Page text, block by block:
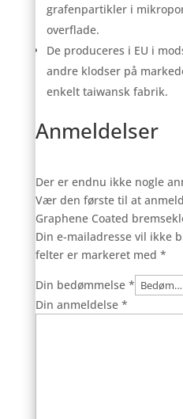
grafenpartikler i
overflade.
De produceres i EU i
andre klodser på
enkelt taiwansk fabrik.
Anmeldelser
Der er endnu ikke nogle
Vær den første til at
Graphene Coated
Din e-mailadresse vil ikke
felter er markeret med *
Din bedømmelse *
Din anmeldelse *